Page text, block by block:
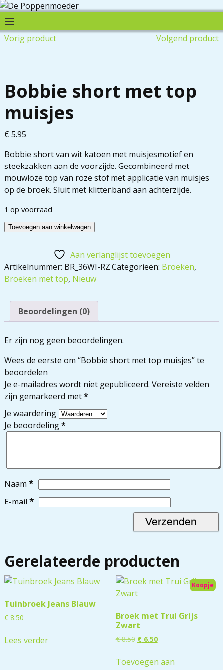
Vorig product Volgend product
Bobbie short met top
muisjes
€ 5.95
Bobbie short van wit katoen met muisjesmotief en
steekzakken aan de voorzijde. Gecombineerd met
mouwloze top van roze stof met applicatie van muisjes
op de broek. Sluit met klittenband aan achterzijde.
1 op voorraad
Toevoegen aan winkelwagen
Aan verlanglijst toevoegen
Artikelnummer: BR_36WI-RZ Categorieën: Broeken,
Broeken met top, Nieuw
Beoordelingen (0)
Er zijn nog geen beoordelingen.
Wees de eerste om “Bobbie short met top muisjes” te
beoordelen
Je e-mailadres wordt niet gepubliceerd. Vereiste velden
zijn gemarkeerd met*
Je waardering
Je beoordeling*
Naam *
E-mail *
Gerelateerde producten
Tuinbroek Jeans Blauw
€8.50
Lees verder
Koopje
Broek met Trui Grijs
Zwart
€8.50 €6.50
Toevoegen aan